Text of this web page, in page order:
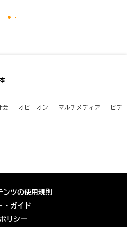
会 オピニオン マルチメディア ビデ
ンツの使用規則
・ガイド
リシー